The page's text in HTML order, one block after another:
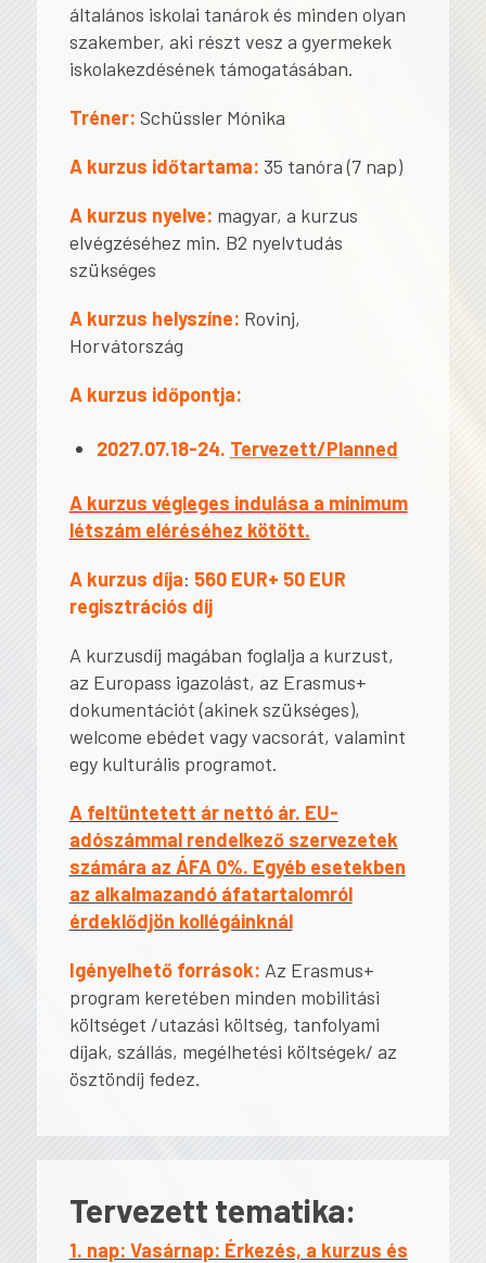
általános iskolai tanárok és minden olyan
szakember, aki részt vesz a gyermekek
iskolakezdésének támogatásában.
Tréner: Schüssler Mónika
A kurzus időtartama: 35 tanóra (7 nap)
A kurzus nyelve: magyar, a kurzus
elvégzéséhez min. B2 nyelvtudás
szükséges
A kurzus helyszíne: Rovinj,
Horvátország
A kurzus időpontja:
2027.07.18-24. Tervezett/Planned
A kurzus végleges indulása a minimum
létszám eléréséhez kötött.
A kurzus díja: 560 EUR+ 50 EUR
regisztrációs díj
A kurzusdíj magában foglalja a kurzust,
az Europass igazolást, az Erasmus+
dokumentációt (akinek szükséges),
welcome ebédet vagy vacsorát, valamint
egy kulturális programot.
A feltüntetett ár nettó ár. EU-
adószámmal rendelkező szervezetek
számára az ÁFA 0%. Egyéb esetekben
az alkalmazandó áfatartalomról
érdeklődjön kollégáinknál
Igényelhető források: Az Erasmus+
program keretében minden mobilitási
költséget /utazási költség, tanfolyami
díjak, szállás, megélhetési költségek/ az
ösztöndíj fedez.
Tervezett tematika:
1. nap: Vasárnap: Érkezés, a kurzus és